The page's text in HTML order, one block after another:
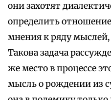
они захотят
определить
мнения к ряду
Такова задача
же место в процессе
мысль о рождении из